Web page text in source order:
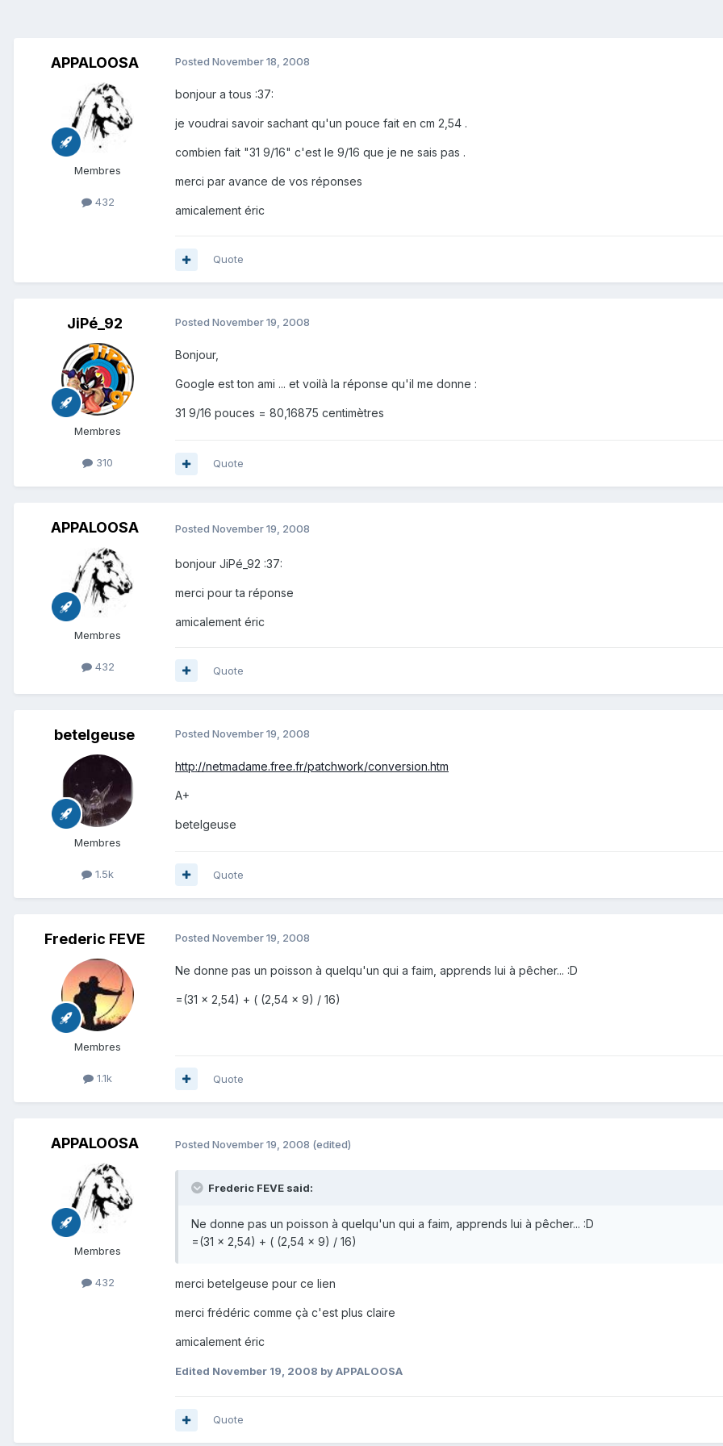
APPALOOSA
Membres
432
Posted November 18, 2008
bonjour a tous :37:
je voudrai savoir sachant qu'un pouce fait en cm 2,54 .
combien fait "31 9/16" c'est le 9/16 que je ne sais pas .
merci par avance de vos réponses
amicalement éric
Quote
JiPé_92
Membres
310
Posted November 19, 2008
Bonjour,
Google est ton ami ... et voilà la réponse qu'il me donne :
31 9/16 pouces = 80,16875 centimètres
Quote
APPALOOSA
Membres
432
Posted November 19, 2008
bonjour JiPé_92 :37:
merci pour ta réponse
amicalement éric
Quote
betelgeuse
Membres
1.5k
Posted November 19, 2008
http://netmadame.free.fr/patchwork/conversion.htm
A+
betelgeuse
Quote
Frederic FEVE
Membres
1.1k
Posted November 19, 2008
Ne donne pas un poisson à quelqu'un qui a faim, apprends lui à pêcher... :D
=(31 x 2,54) + ( (2,54 x 9) / 16)
Quote
APPALOOSA
Membres
432
Posted November 19, 2008 (edited)
Frederic FEVE said:
Ne donne pas un poisson à quelqu'un qui a faim, apprends lui à pêcher... :D
=(31 x 2,54) + ( (2,54 x 9) / 16)
merci betelgeuse pour ce lien
merci frédéric comme çà c'est plus claire
amicalement éric
Edited November 19, 2008 by APPALOOSA
Quote